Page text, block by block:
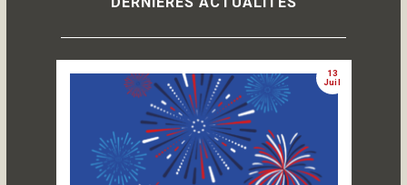
13
Juil